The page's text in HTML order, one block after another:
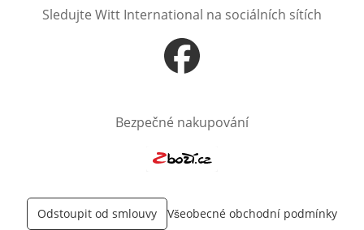
Sledujte Witt International na sociálních sítích
Otevře v novém okně
Bezpečné nakupování
Odstoupit od smlouvy
Všeobecné obchodní podmínky